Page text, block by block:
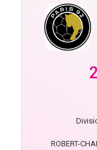
ROBERT-